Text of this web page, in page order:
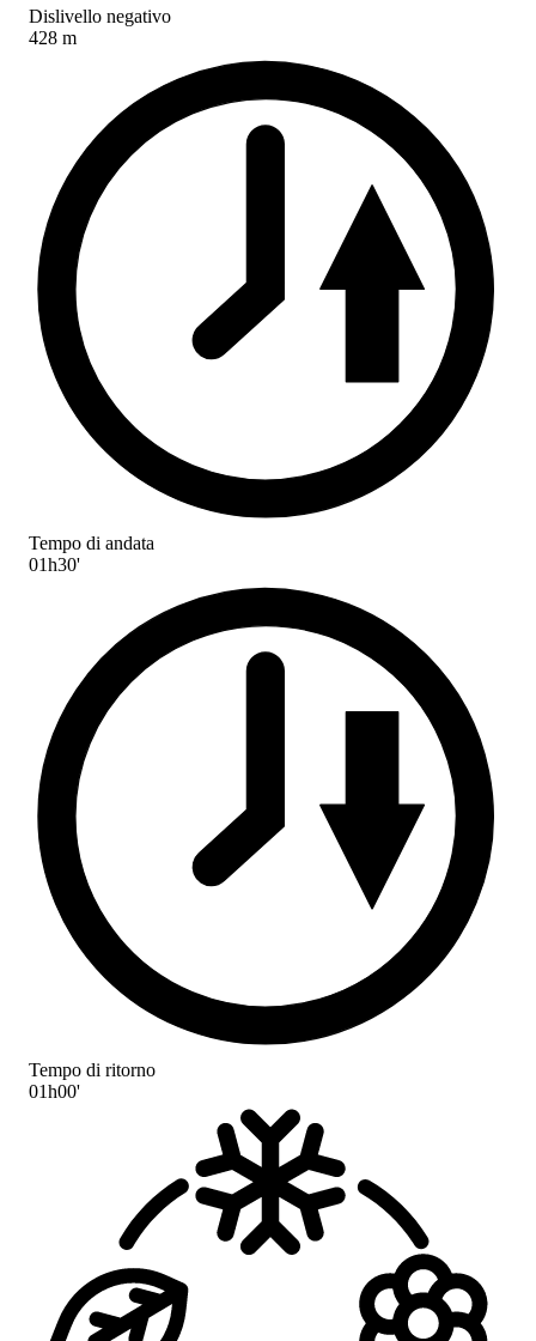
Dislivello negativo
428 m
Tempo di andata
01h30'
Tempo di ritorno
01h00'